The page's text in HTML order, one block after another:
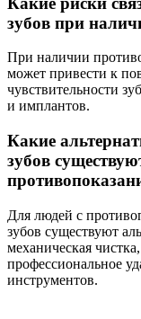
зубов при
При наличии
может привести к
чувствительности
и имплантов.
Какие
зубов
Для людей с
зубов существуют
механическая
профессиональное
инструментов.